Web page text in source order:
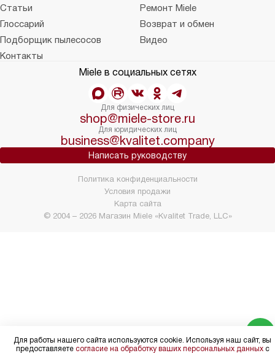
Статьи
Ремонт Miele
Глоссарий
Возврат и обмен
Подборщик пылесосов
Видео
Контакты
Miele в социальных сетях
Для физических лиц
shop@miele-store.ru
Для юридических лиц
business@kvalitet.company
Написать руководству
© 2004 – 2026 Магазин Miele «Kvalitet Trade, LLC»
Политика конфиденциальности
Условия продажи
Карта сайта
Для работы нашего сайта используются cookie. Используя наш сайт, вы
предоставляете согласие на обработку ваших персональных данныхс